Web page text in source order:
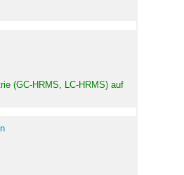
(GC-HRMS, LC-HRMS) auf